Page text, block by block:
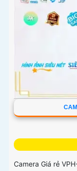
Camera Giá rẻ